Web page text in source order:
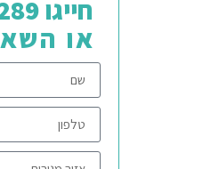
חייגו 050-808-6289
או